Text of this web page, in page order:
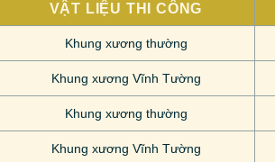
VẬT LIỆU THI CÔNG
Khung xương thường
Khung xương Vĩnh Tường
Khung xương thường
Khung xương Vĩnh Tường